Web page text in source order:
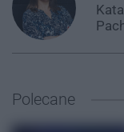
Polecane